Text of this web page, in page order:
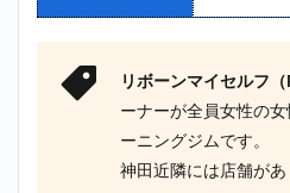
リボーンマイセルフ
ーナーが全員女性の
ーニングジムです。
神田近隣には店舗があ